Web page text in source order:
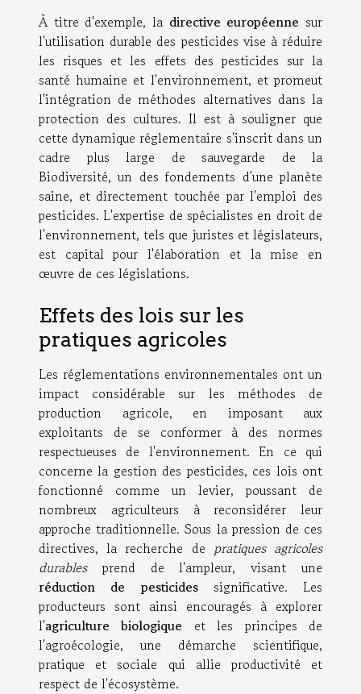
À titre d'exemple, la directive européenne sur
l'utilisation durable des pesticides vise à réduire
les risques et les effets des pesticides sur la
santé humaine et l'environnement, et promeut
l'intégration de méthodes alternatives dans la
protection des cultures. Il est à souligner que
cette dynamique réglementaire s'inscrit dans un
cadre plus large de sauvegarde de la
Biodiversité, un des fondements d'une planète
saine, et directement touchée par l'emploi des
pesticides. L'expertise de spécialistes en droit de
l'environnement, tels que juristes et législateurs,
est capital pour l'élaboration et la mise en
œuvre de ces législations.
Effets des lois sur les
pratiques agricoles
Les réglementations environnementales ont un
impact considérable sur les méthodes de
production agricole, en imposant aux
exploitants de se conformer à des normes
respectueuses de l'environnement. En ce qui
concerne la gestion des pesticides, ces lois ont
fonctionné comme un levier, poussant de
nombreux agriculteurs à reconsidérer leur
approche traditionnelle. Sous la pression de ces
directives, la recherche de pratiques agricoles
durablesprend de l'ampleur, visant une
réduction de pesticidessignificative. Les
producteurs sont ainsi encouragés à explorer
l'agriculture biologique et les principes de
l'agroécologie, une démarche scientifique,
pratique et sociale qui allie productivité et
respect de l'écosystème.